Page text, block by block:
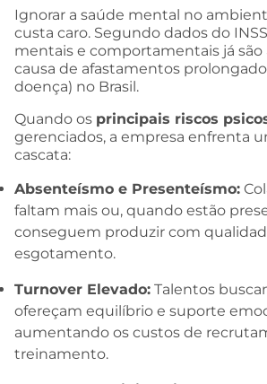
Ignorar a saúde mental no
custa caro. Segundo dados do
mentais e comportamentais já são
causa de afastamentos
doença) no Brasil.
Quando os principais riscos
gerenciados, a empresa enfrenta
cascata:
Absenteísmo e Presenteísmo:
faltam mais ou, quando estão
conseguem produzir com
esgotamento.
Turnover Elevado: Talentos
ofereçam equilíbrio e suporte
aumentando os custos de
treinamento.